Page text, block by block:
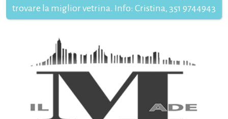
trovare la miglior vetrina. Info: Cristina, 351 9744943